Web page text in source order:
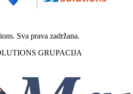
Sva prava zadržana.
GRUPACIJA